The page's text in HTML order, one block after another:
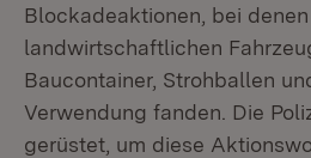
Blockadeaktionen, bei
landwirtschaftlichen
Baucontainer, Strohballen
Verwendung fanden. Die
gerüstet, um diese